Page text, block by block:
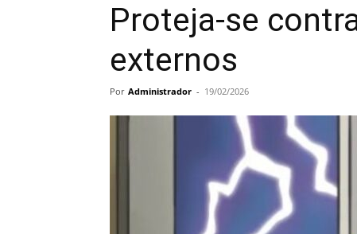
Proteja-se
externos
Por Administrador - 19/02/2026